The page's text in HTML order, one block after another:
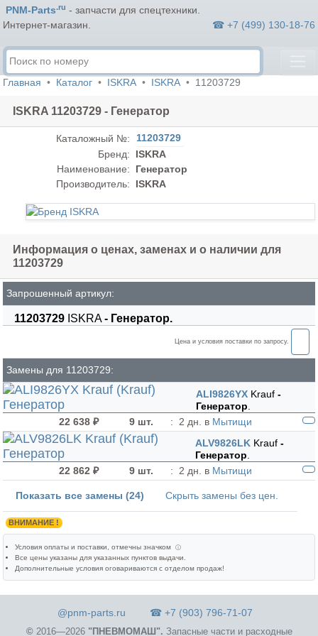
PNM-Parts.ru - запчасти для спецтехники.
Интернет-магазин.
☎ +7 (499) 130-18-76
Главная Каталог ISKRA ISKRA 11203729
ISKRA 11203729 - Генератор
Каталожный №:
11203729
Бренд:
ISKRA
Наименование:
Генератор
Производитель:
ISKRA
Информация о ценах, заменах и о наличии для
11203729
Запрошенный артикул:
11203729 ISKRA- Генератор.
Цена и условия поставки по запросу.
Замены для 11203729:
ALI9826YX Krauf-
Генератор
22 638 ₽
9 шт. : 2 дн. в Мытищи
ALV9826LK Krauf-
Генератор
22 862 ₽
9 шт. : 2 дн. в Мытищи
Показать все замены (24) Скрыть замены без цен.
ВНИМАНИЕ !
Условия оплаты и поставки , отмечны значком ⓘ
Все цены указаны для указанных пунктов выдачи
Дополнительные условия оговариваются с отделом продаж!
@pnm-parts.ru ☎ +7 (903) 796-71-07
©2016—2026 "ПНЕВМОМАШ". Запасные части и расходные